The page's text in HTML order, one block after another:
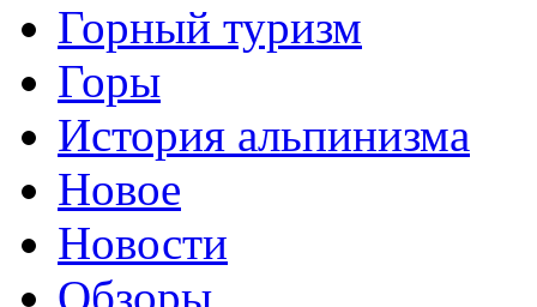
Горный туризм
Горы
История альпинизма
Новое
Новости